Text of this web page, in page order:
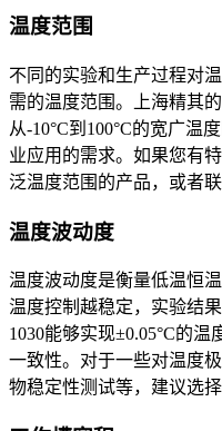
温度范围
不同的实验和生产过程对
需的温度范围。上海精其
从-10°C到100°C的宽广温
业应用的需求。如果您有
泛温度范围的产品，或者
温度波动度
温度波动度是衡量低温恒
温度控制越稳定，实验结
1030能够实现±0.05°C的
一致性。对于一些对温度
物稳定性测试等，建议选